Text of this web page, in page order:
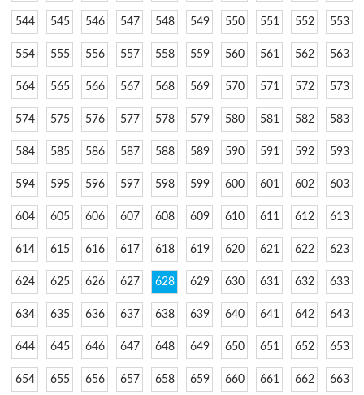
544 545 546 547 548 549 550 551 552 553
554 555 556 557 558 559 560 561 562 563
564 565 566 567 568 569 570 571 572 573
574 575 576 577 578 579 580 581 582 583
584 585 586 587 588 589 590 591 592 593
594 595 596 597 598 599 600 601 602 603
604 605 606 607 608 609 610 611 612 613
614 615 616 617 618 619 620 621 622 623
624 625 626 627 628 629 630 631 632 633
634 635 636 637 638 639 640 641 642 643
644 645 646 647 648 649 650 651 652 653
654 655 656 657 658 659 660 661 662 663